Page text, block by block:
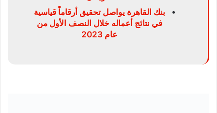
بنك القاهرة يواصل تحقيق أرقاماً قياسية
في نتائج أعماله خلال النصف الأول من
عام 2023